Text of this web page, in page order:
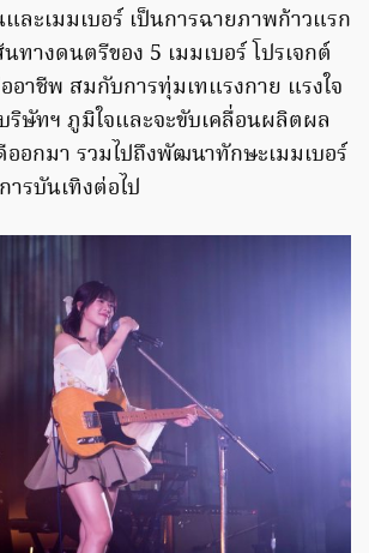
ละเมมเบอร์ เป็นการฉายภาพก้าวแรก
ทางดนตรีของ 5 เมมเบอร์ โปรเจกต์
าชีพ สมกับการทุ่มเทแรงกาย แรงใจ
ษัทฯ ภูมิใจและจะขับเคลื่อนผลิตผล
ออกมา รวมไปถึงพัฒนาทักษะเมมเบอร์
รบันเทิงต่อไป